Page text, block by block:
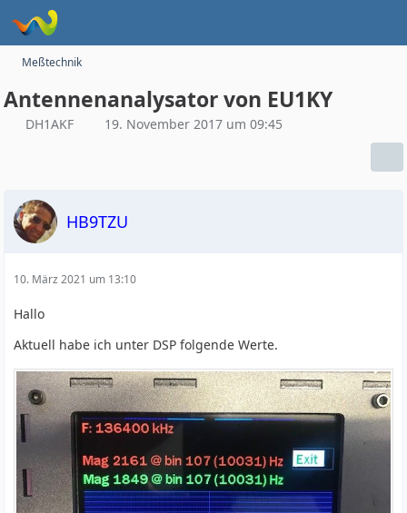
Meßtechnik
Antennenanalysator von EU1KY
DH1AKF 19. November 2017 um 09:45
HB9TZU
10. März 2021 um 13:10
Hallo
Aktuell habe ich unter DSP folgende Werte.